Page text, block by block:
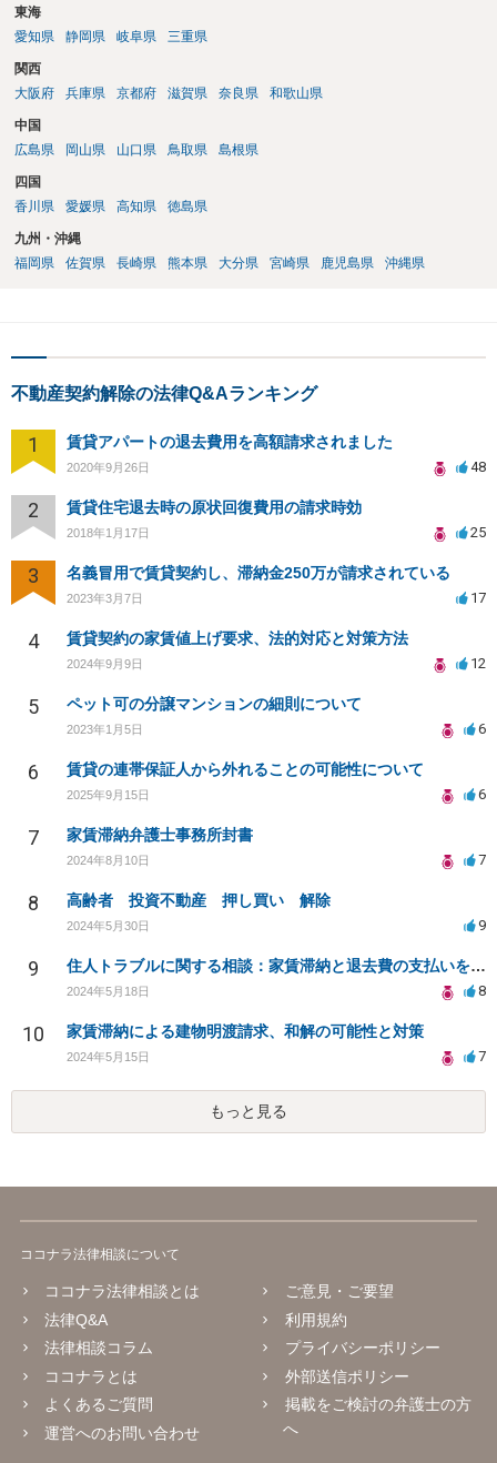
東海
愛知県
静岡県 岐阜県 三重県
関西
大阪府
兵庫県 京都府 滋賀県 奈良県 和歌山県
中国
広島県
岡山県 山口県 鳥取県 島根県
四国
香川県
愛媛県 高知県 徳島県
九州・沖縄
福岡県
佐賀県 長崎県 熊本県 大分県 宮崎県 鹿児島県 沖縄県
不動産契約解除の法律Q&Aランキング
1 賃貸アパートの退去費用を高額請求されました
2020年9月26日 48
2 賃貸住宅退去時の原状回復費用の請求時効
2018年1月17日 25
3 名義冒用で賃貸契約し、滞納金250万が請求されている
2023年3月7日 17
4 賃貸契約の家賃値上げ要求、法的対応と対策方法
2024年9月9日 12
5 ペット可の分譲マンションの細則について
2023年1月5日 6
6 賃貸の連帯保証人から外れることの可能性について
2025年9月15日 6
7 家賃滞納弁護士事務所封書
2024年8月10日 7
8 高齢者 投資不動産 押し買い 解除
2024年5月30日 9
9 住人トラブルに関する相談：家賃滞納と退去費の支払いを拒否され、管理鍵の横領も発生
2024年5月18日 8
10 家賃滞納による建物明渡請求、和解の可能性と対策
2024年5月15日 7
もっと見る
ココナラ法律相談について
ココナラ法律相談とは
法律Q&A
法律相談コラム
ココナラとは
よくあるご質問
運営へのお問い合わせ
ご意見・ご要望
利用規約
プライバシーポリシー
外部送信ポリシー
掲載をご検討の弁護士の方
へ